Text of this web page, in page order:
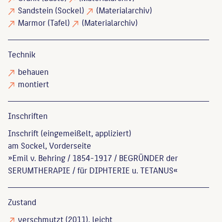
Sandstein (Sockel)
(Materialarchiv)
Marmor(Tafel) (Materialarchiv)
Technik
behauen
montiert
Inschriften
Inschrift (eingemeißelt, appliziert)
am Sockel, Vorderseite
»Emil v. Behring / 1854-1917 / BEGRÜNDER der
SERUMTHERAPIE / für DIPHTERIE u. TETANUS«
Zustand
verschmutzt(2011), leicht